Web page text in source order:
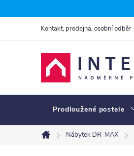
na
Kontakt, prodejna, osobní odběr
Prodloužené postele
Domů
Nábytek DR-MAX